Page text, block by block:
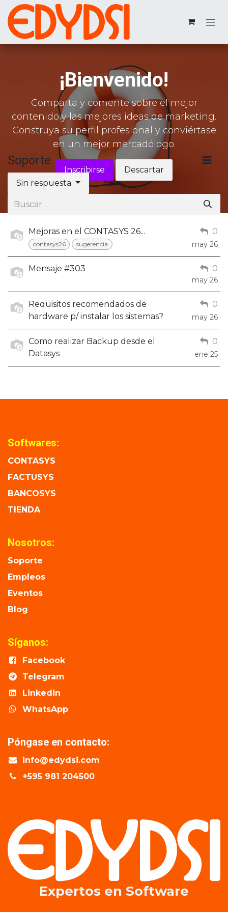
Ir al contenido
¡Bienvenido!
Comparta y comente sobre el mejor
contenido y las mejores ideas de marketing.
Construya su perfil profesional y conviértase
en un mejor mercadólogo.
Inscribirse Descartar
Soporte
Sin respuesta
Mejoras en el CONTASYS 26...
contasys26 sugerencia
0
may 26
Mensaje #303 0
may 26
Requisitos recomendados de
hardware p/ instalar los sistemas?
0
may 26
Como realizar Backup desde el
Datasys
0
ene 25
Softwares:
CONTASYS
FACTUSYS
BANCOSYS
TIENDA
Nosotros:
Soporte
Empleos
Eventos
Blog
Síganos:
Facebook
Telegram
Linkedin
WhatsApp
Póngase en contacto:
info@edydsi.com
+595 981 204500
Expertos en​ Software